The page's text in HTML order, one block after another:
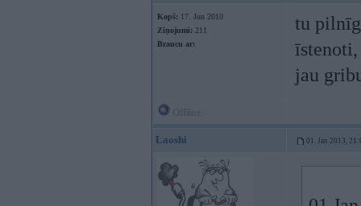
Kopš: 17. Jun 2010
Ziņojumi: 211
Braucu ar:
tu
īstenoti,
jau
Laoshi 01. Jan 2013,